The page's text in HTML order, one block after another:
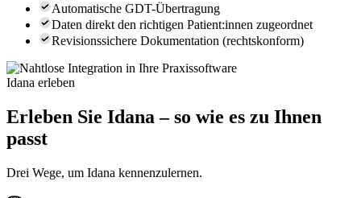
Automatische GDT-Übertragung
Daten direkt den richtigen Patient:innen zugeordnet
Revisionssichere Dokumentation (rechtskonform)
Idana erleben
Erleben Sie Idana – so wie es zu Ihnen
passt
Drei Wege, um Idana kennenzulernen.